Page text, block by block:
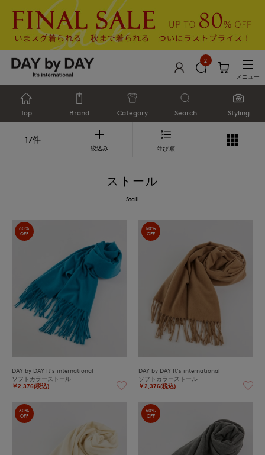
2
メニュー
Top Brand Category Search Styling
17件
絞込み 並び順
ストール
Stall
60%
OFF
DAY by DAY It's international
ソフトカラーストール
￥2,376(税込)
60%
OFF
DAY by DAY It's international
ソフトカラーストール
￥2,376(税込)
60%
OFF
60%
OFF